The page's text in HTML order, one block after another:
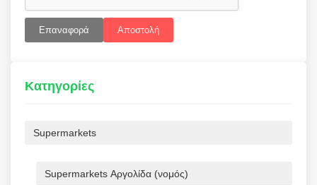
Επαναφορά Αποστολή
Κατηγορίες
Supermarkets
Supermarkets Αργολίδα (νομός)